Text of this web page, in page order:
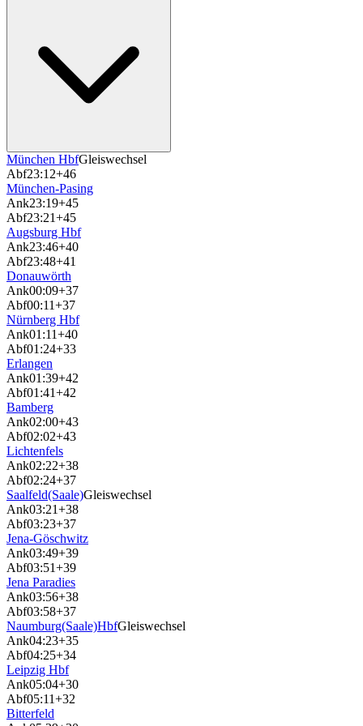
München HbfGleiswechsel
Abf23:12+46
München-Pasing
Ank23:19+45
Abf23:21+45
Augsburg Hbf
Ank23:46+40
Abf23:48+41
Donauwörth
Ank00:09+37
Abf00:11+37
Nürnberg Hbf
Ank01:11+40
Abf01:24+33
Erlangen
Ank01:39+42
Abf01:41+42
Bamberg
Ank02:00+43
Abf02:02+43
Lichtenfels
Ank02:22+38
Abf02:24+37
Saalfeld(Saale)Gleiswechsel
Ank03:21+38
Abf03:23+37
Jena-Göschwitz
Ank03:49+39
Abf03:51+39
Jena Paradies
Ank03:56+38
Abf03:58+37
Naumburg(Saale)HbfGleiswechsel
Ank04:23+35
Abf04:25+34
Leipzig Hbf
Ank05:04+30
Abf05:11+32
Bitterfeld